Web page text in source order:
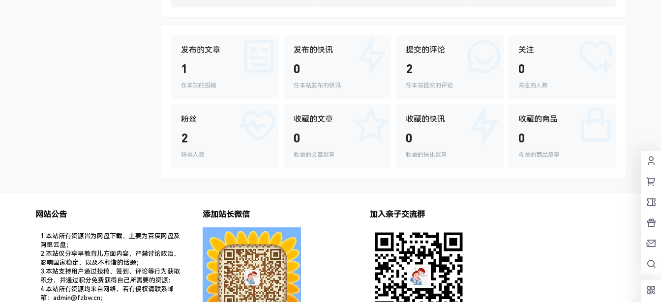
发布的文章
1
在本站的投稿
发布的快讯
0
在本站发布的快讯
提交的评论
2
在本站提交的评论
关注
0
关注的人数
粉丝
2
粉丝人数
收藏的文章
0
收藏的文章数量
收藏的快讯
0
收藏的快讯数量
收藏的商品
0
收藏的商品数量
网站公告
1.本站所有资源皆为网盘下载，主要为百度网盘及
阿里云盘；
2.本站仅分享早教育儿方面内容，严禁讨论政治、
影响国家稳定、以及不和谐的话题；
3.本站支持用户通过投稿、签到、评论等行为获取
积分，并通过积分免费获得自己所需要的资源；
4.本站所有资源均来自网络，若有侵权请联系邮
箱：admin@fzbw.cn；
添加站长微信 加入亲子交流群